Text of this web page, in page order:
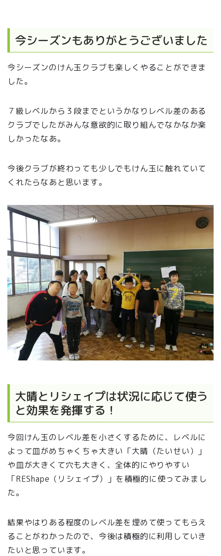
今シーズンもありがとうございました
今シーズンのけん玉クラブも楽しくやることができま
した。
７級レベルから３段までというかなりレベル差のある
クラブでしたがみんな意欲的に取り組んでなかなか楽
しかったなあ。
今後クラブが終わっても少しでもけん玉に触れていて
くれたらなあと思います。
大晴とリシェイプは状況に応じて使う
と効果を発揮する！
今回けん玉のレベル差を小さくするために、レベルに
よって皿がめちゃくちゃ大きい「大晴（たいせい）」
や皿が大きくて穴も大きく、全体的にやりやすい
「REShape（リシェイプ）」を積極的に使ってみまし
た。
結果やはりある程度のレベル差を埋めて使ってもらえ
ることがわかったので、今後は積極的に利用していき
たいと思っています。